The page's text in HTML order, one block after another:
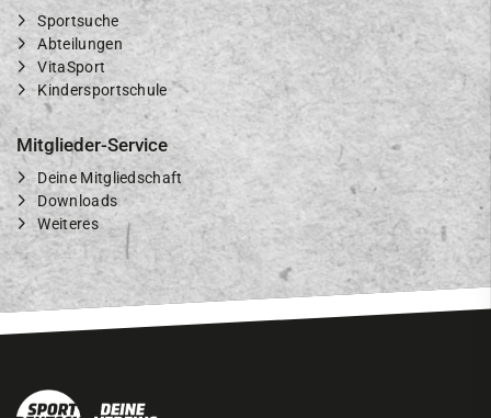
Sportsuche
Abteilungen
VitaSport
Kindersportschule
Mitglieder-Service
Deine Mitgliedschaft
Downloads
Weiteres